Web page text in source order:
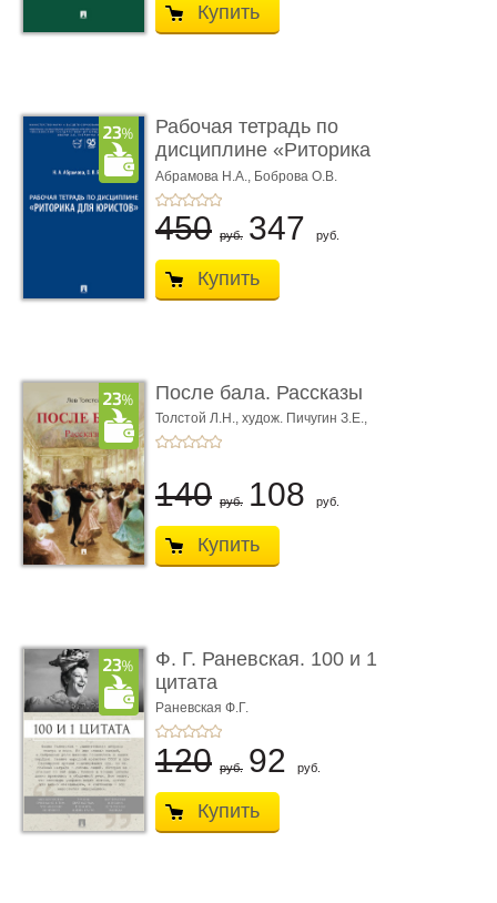
Купить
Рабочая тетрадь по
дисциплине «Риторика
для ю� ...
Абрамова Н.А., Боброва О.В.
450 руб. 347 руб.
Купить
После бала. Рассказы
Толстой Л.Н., худож. Пичугин З.Е.,
худож. Лебедев А.И.,
140 руб. 108 руб.
Купить
Ф. Г. Раневская. 100 и 1
цитата
Раневская Ф.Г.
120 руб. 92 руб.
Купить